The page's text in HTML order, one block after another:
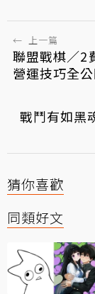
← 上一篇
聯盟戰棋／2
營運技巧全
戰鬥有如黑
猜你喜歡
同類好文